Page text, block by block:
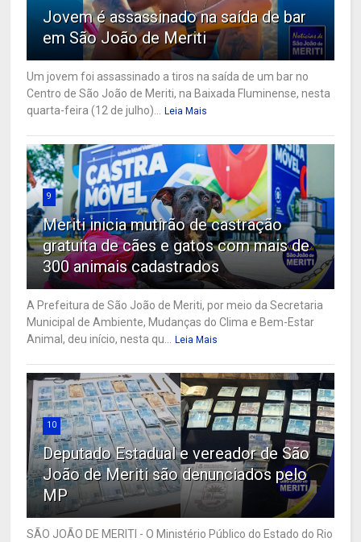
Jovem é assassinado na saída de bar
em São João de Meriti
Um jovem foi assassinado a tiros na saída de um bar no
Centro de São João de Meriti, na Baixada Fluminense, nesta
quarta-feira (12 de julho)... Leia Mais
9
Meriti inicia mutirão de castração
gratuita de cães e gatos com mais de
300 animais cadastrados
A Prefeitura de São João de Meriti, por meio da Secretaria
Municipal de Ambiente, Mudanças do Clima e Bem-Estar
Animal, deu início, nesta qu... Leia Mais
10
Deputado Estadual e vereador de São
João de Meriti são denunciados pelo
MP
SÃO JOÃO DE MERITI - O Ministério Público do Estado do Rio